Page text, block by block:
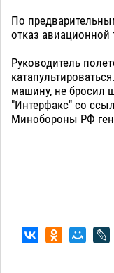
По
отказ авиационной
Руководитель
машину, не бросил
"Интерфакс" со
Минобороны РФ